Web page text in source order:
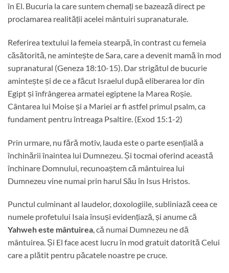
în El. Bucuria la care suntem chemați se bazează direct pe
proclamarea realității acelei mântuiri supranaturale.
Referirea textului la femeia stearpă, în contrast cu femeia
căsătorită, ne amintește de Sara, care a devenit mamă în mod
supranatural (Geneza 18:10-15). Dar strigătul de bucurie
amintește și de ce a făcut Israelul după eliberarea lor din
Egipt și înfrângerea armatei egiptene la Marea Roșie.
Cântarea lui Moise și a Mariei ar fi astfel primul psalm, ca
fundament pentru întreaga Psaltire. (Exod 15:1-2)
Prin urmare, nu fără motiv, lauda este o parte esențială a
închinării înaintea lui Dumnezeu. Și tocmai oferind această
închinare Domnului, recunoaștem că mântuirea lui
Dumnezeu vine numai prin harul Său în Isus Hristos.
Punctul culminant al laudelor, doxologiile, subliniază ceea ce
numele profetului Isaia însuși evidențiază, și anume că
Yahweh este mântuirea, că numai Dumnezeu ne dă
mântuirea. Și El face acest lucru în mod gratuit datorită Celui
care a plătit pentru păcatele noastre pe cruce.